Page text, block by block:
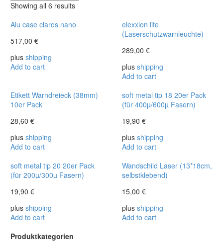
Showing all 6 results
Alu case claros nano
517,00 €
plus shipping
Add to cart
elexxion lite
(Laserschutzwarnleuchte)
289,00 €
plus shipping
Add to cart
Etikett Warndreieck (38mm)
10er Pack
28,60 €
plus shipping
Add to cart
soft metal tip 18 20er Pack
(für 400µ/600µ Fasern)
19,90 €
plus shipping
Add to cart
soft metal tip 20 20er Pack
(für 200µ/300µ Fasern)
19,90 €
plus shipping
Add to cart
Wandschild Laser (13*18cm,
selbstklebend)
15,00 €
plus shipping
Add to cart
Produktkategorien